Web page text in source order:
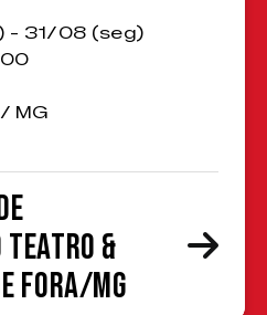
- 31/08 (seg)
MG
&
Fora/MG